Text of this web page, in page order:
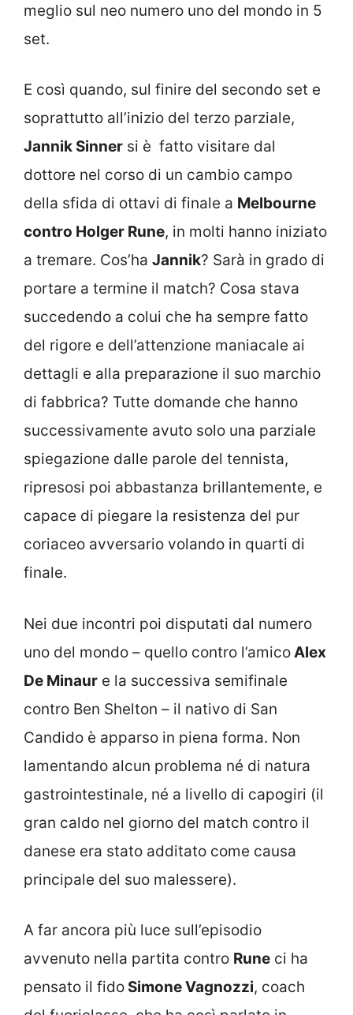
meglio sul neo numero uno del mondo in 5
set.
E così quando, sul finire del secondo set e
soprattutto all’inizio del terzo parziale,
Jannik Sinner si è fatto visitare dal
dottore nel corso di un cambio campo
della sfida di ottavi di finale a Melbourne
contro Holger Rune, in molti hanno iniziato
a tremare. Cos’ha Jannik? Sarà in grado di
portare a termine il match? Cosa stava
succedendo a colui che ha sempre fatto
del rigore e dell’attenzione maniacale ai
dettagli e alla preparazione il suo marchio
di fabbrica? Tutte domande che hanno
successivamente avuto solo una parziale
spiegazione dalle parole del tennista,
ripresosi poi abbastanza brillantemente, e
capace di piegare la resistenza del pur
coriaceo avversario volando in quarti di
finale.
Nei due incontri poi disputati dal numero
uno del mondo – quello contro l’amicoAlex
De Minaur e la successiva semifinale
contro Ben Shelton – il nativo di San
Candido è apparso in piena forma. Non
lamentando alcun problema né di natura
gastrointestinale, né a livello di capogiri (il
gran caldo nel giorno del match contro il
danese era stato additato come causa
principale del suo malessere).
A far ancora più luce sull’episodio
avvenuto nella partita contro Rune ci ha
pensato il fido Simone Vagnozzi, coach